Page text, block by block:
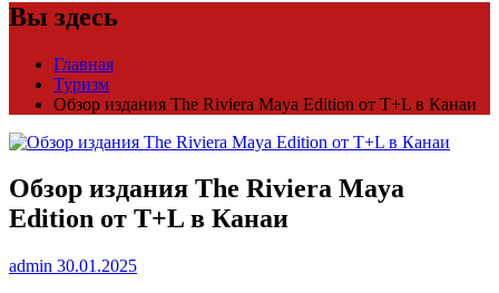
Вы здесь
Главная
Туризм
Обзор издания The Riviera Maya Edition от T+L в Канаи
Обзор издания The Riviera Maya
Edition от T+L в Канаи
admin 30.01.2025